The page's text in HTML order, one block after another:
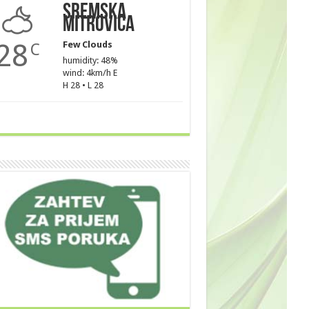
C
Sremska
Mitrovica
Few Clouds
humidity: 48%
wind: 4km/h E
H 28 • L 28